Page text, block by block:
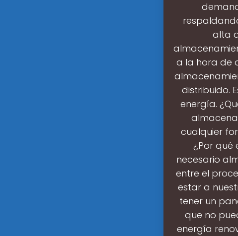
alta
a la hora de
distribuido.
energía.
cualquier
¿Por qué
necesario
entre el
estar a
tener un
que no
energía